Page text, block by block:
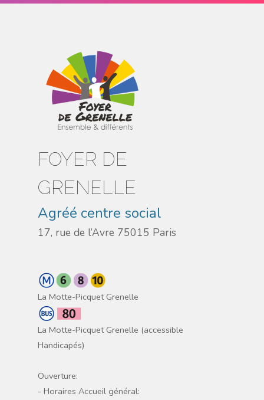
FOYER DE
GRENELLE
Agréé centre social
17, rue de l’Avre 75015 Paris
La Motte-Picquet Grenelle
La Motte-Picquet Grenelle (accessible
Handicapés)
Ouverture:
- Horaires Accueil général: